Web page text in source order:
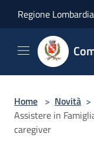
Regione Lombardia
Home > Novità >
Assistere in
caregiver